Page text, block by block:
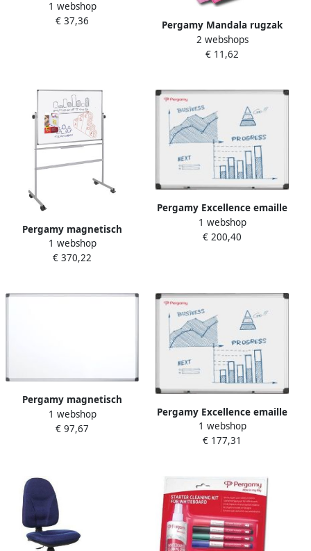
magnetisch whiteboard ft
60 x 45 cm
1 webshop
€ 37,36
Pergamy Mandala rugzak
roze
2 webshops
€ 11,62
Pergamy magnetisch
kantelbord ft 120 x 90 cm
1 webshop
€ 370,22
Pergamy Excellence emaille
magnetisch whiteboard ft
180 x 90 cm
1 webshop
€ 200,40
Pergamy magnetisch
whiteboard ft 120 x 90 cm
1 webshop
€ 97,67
Pergamy Excellence emaille
magnetisch whiteboard ft
150 x 100 cm
1 webshop
€ 177,31